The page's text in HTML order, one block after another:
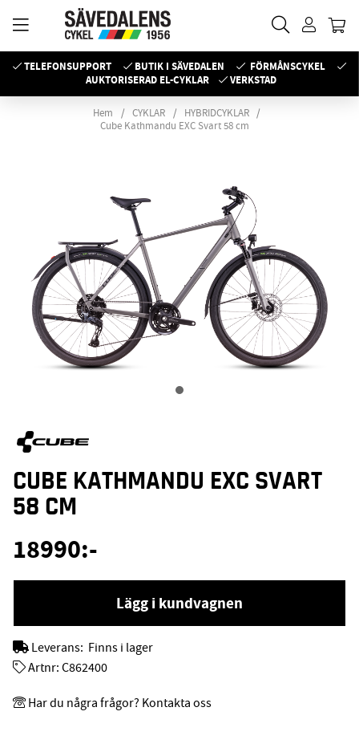
TELEFONSUPPORT BUTIK I SÄVEDALEN
FÖRMÅNSCYKEL
AUKTORISERAD EL-CYKLAR
VERKSTAD
Hem CYKLAR
HYBRIDCYKLAR
Cube Kathmandu EXC Svart 58 cm
CUBE KATHMANDU EXC SVART
58 CM
18990:-
Lägg i kundvagnen
Leverans: Finns i lager
Artnr: C862400
Har du några frågor? Kontakta oss